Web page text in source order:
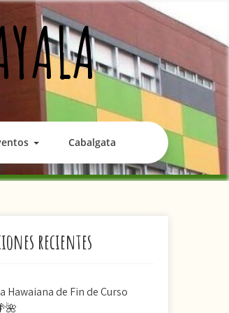
Cabalgata
recientes
Hawaiana de Fin de Curso